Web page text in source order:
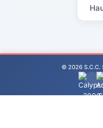
© 2026 S.C.C.